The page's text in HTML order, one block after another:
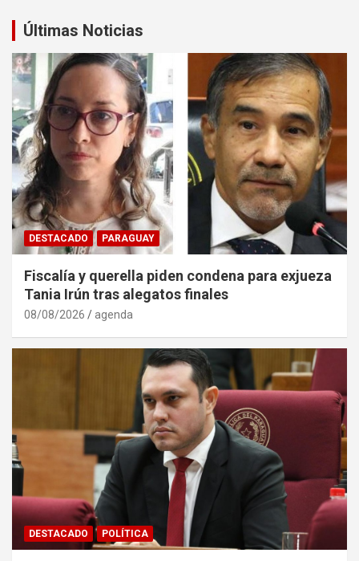
Últimas Noticias
DESTACADO PARAGUAY
Fiscalía y querella piden condena para exjueza
Tania Irún tras alegatos finales
08/08/2026 agenda
DESTACADO POLÍTICA